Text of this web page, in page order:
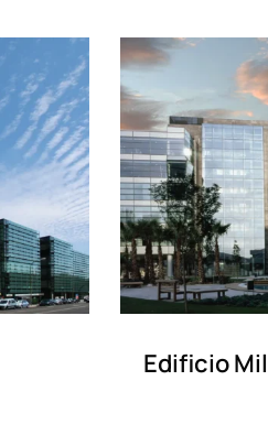
Edificio